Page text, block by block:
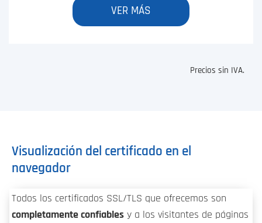
VER MÁS
Precios sin IVA.
Visualización del certificado en el
navegador
Todos los certificados SSL/TLS que ofrecemos son
completamente confiables y a los visitantes de páginas